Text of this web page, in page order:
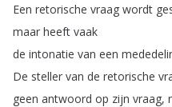
Een retorische vraag wordt
maar heeft vaak
de intonatie van een
De steller van de retorische
geen antwoord op zijn vraag,